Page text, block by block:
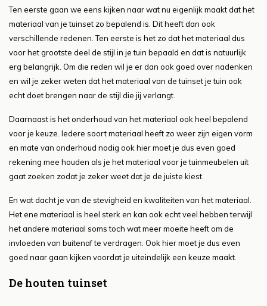
Ten eerste gaan we eens kijken naar wat nu eigenlijk maakt dat het
materiaal van je tuinset zo bepalend is. Dit heeft dan ook
verschillende redenen. Ten eerste is het zo dat het materiaal dus
voor het grootste deel de stijl in je tuin bepaald en dat is natuurlijk
erg belangrijk. Om die reden wil je er dan ook goed over nadenken
en wil je zeker weten dat het materiaal van de tuinset je tuin ook
echt doet brengen naar de stijl die jij verlangt.
Daarnaast is het onderhoud van het materiaal ook heel bepalend
voor je keuze. Iedere soort materiaal heeft zo weer zijn eigen vorm
en mate van onderhoud nodig ook hier moet je dus even goed
rekening mee houden als je het materiaal voor je tuinmeubelen uit
gaat zoeken zodat je zeker weet dat je de juiste kiest.
En wat dacht je van de stevigheid en kwaliteiten van het materiaal.
Het ene materiaal is heel sterk en kan ook echt veel hebben terwijl
het andere materiaal soms toch wat meer moeite heeft om de
invloeden van buitenaf te verdragen. Ook hier moet je dus even
goed naar gaan kijken voordat je uiteindelijk een keuze maakt.
De houten tuinset